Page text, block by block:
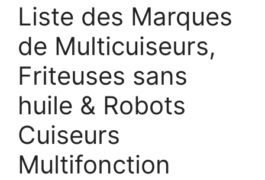
Liste des Marques
de Multicuiseurs,
Friteuses sans
huile & Robots
Cuiseurs
Multifonction